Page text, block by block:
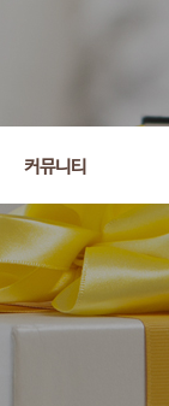
커뮤니티